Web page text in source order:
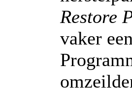
Restore
vaker